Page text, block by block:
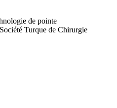
de pointe
Turque de Chirurgie